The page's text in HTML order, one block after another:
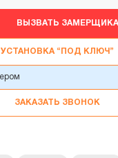
ВЫЗВАТЬ ЗАМЕРЩИКА
УСТАНОВКА “ПОД КЛЮЧ”
ЗАКАЗАТЬ ЗВОНОК